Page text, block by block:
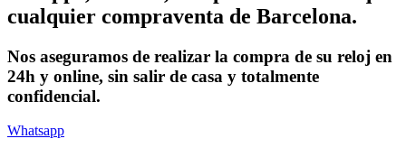
cualquier compraventa de Barcelona.
Nos aseguramos de realizar la compra de su reloj en
24h y online, sin salir de casa y totalmente
confidencial.
Whatsapp